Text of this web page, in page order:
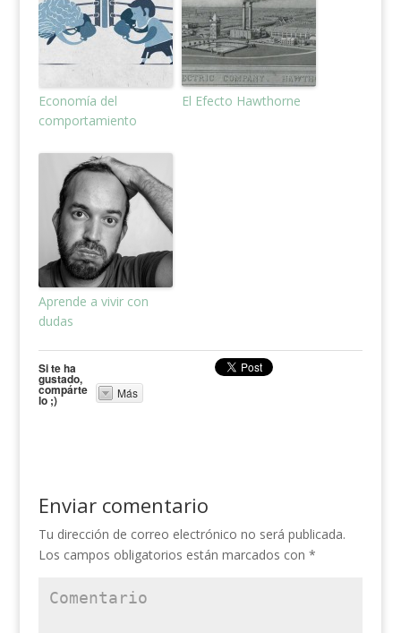
Economía del
comportamiento
El Efecto Hawthorne
Aprende a vivir con
dudas
Si te ha
gustado,
compárte
lo ;) Más
Enviar comentario
Tu dirección de correo electrónico no será publicada.
Los campos obligatorios están marcados con *